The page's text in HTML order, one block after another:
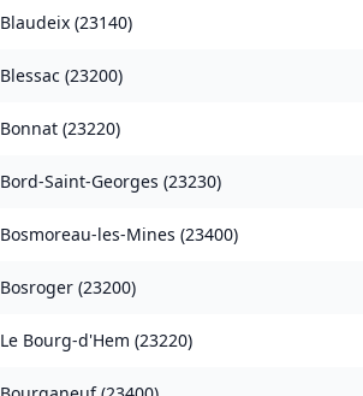
Blaudeix (23140)
Blessac (23200)
Bonnat (23220)
Bord-Saint-Georges (23230)
Bosmoreau-les-Mines (23400)
Bosroger (23200)
Le Bourg-d'Hem (23220)